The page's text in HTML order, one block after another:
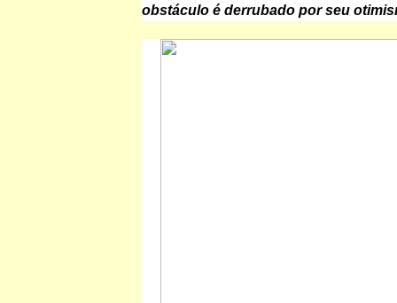
obstáculo é derrubado por seu